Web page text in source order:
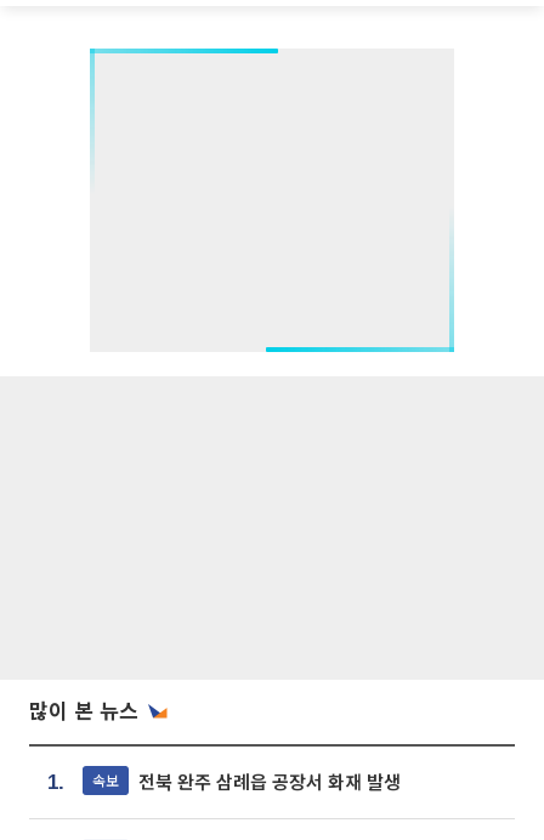
많이 본 뉴스
1. 속보 전북 완주 삼례읍 공장서 화재 발생